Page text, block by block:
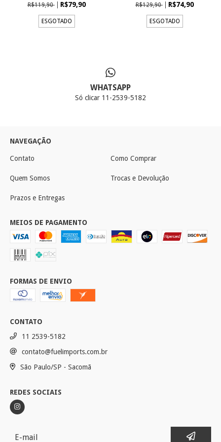
R$119,90
R$79,90
ESGOTADO
R$129,90
R$74,90
ESGOTADO
WHATSAPP
Só clicar 11-2539-5182
NAVEGAÇÃO
Contato Como Comprar
Quem Somos Trocas e Devolução
Prazos e Entregas
MEIOS DE PAGAMENTO
FORMAS DE ENVIO
CONTATO
11 2539-5182
contato@fuelimports.com.br
São Paulo/SP - Sacomã
REDES SOCIAIS